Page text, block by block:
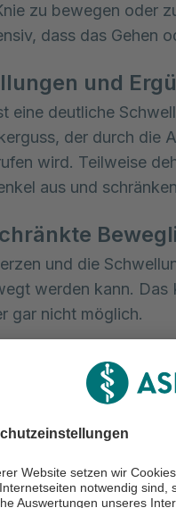
zu bewegen oder
dass das Gehen
und
eine deutliche
der durch die
wird. Teilweise
aus und
und die
werden kann.
gar nicht möglich.
und
Schienbeinkopfbruch
um das Knie und
verstärkt.